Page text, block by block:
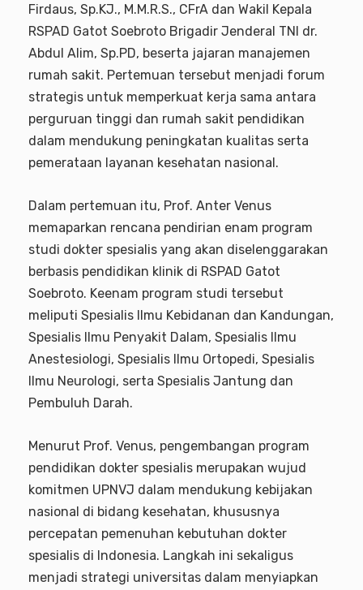
Firdaus, Sp.KJ., M.M.R.S., CFrA dan Wakil Kepala
RSPAD Gatot Soebroto Brigadir Jenderal TNI dr.
Abdul Alim, Sp.PD, beserta jajaran manajemen
rumah sakit. Pertemuan tersebut menjadi forum
strategis untuk memperkuat kerja sama antara
perguruan tinggi dan rumah sakit pendidikan
dalam mendukung peningkatan kualitas serta
pemerataan layanan kesehatan nasional.
Dalam pertemuan itu, Prof. Anter Venus
memaparkan rencana pendirian enam program
studi dokter spesialis yang akan diselenggarakan
berbasis pendidikan klinik di RSPAD Gatot
Soebroto. Keenam program studi tersebut
meliputi Spesialis Ilmu Kebidanan dan Kandungan,
Spesialis Ilmu Penyakit Dalam, Spesialis Ilmu
Anestesiologi, Spesialis Ilmu Ortopedi, Spesialis
Ilmu Neurologi, serta Spesialis Jantung dan
Pembuluh Darah.
Menurut Prof. Venus, pengembangan program
pendidikan dokter spesialis merupakan wujud
komitmen UPNVJ dalam mendukung kebijakan
nasional di bidang kesehatan, khususnya
percepatan pemenuhan kebutuhan dokter
spesialis di Indonesia. Langkah ini sekaligus
menjadi strategi universitas dalam menyiapkan